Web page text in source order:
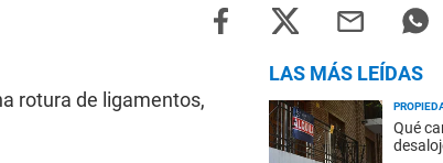
rotura de ligamentos,
LAS MÁS LEÍDAS
Qué